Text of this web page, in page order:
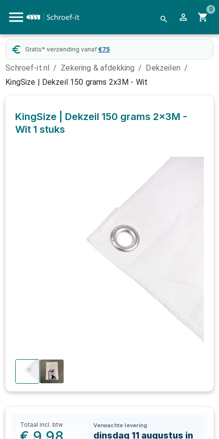
0
Gratis* verzending vanaf €75
Schroef-it.nl / Zekering & afdekking / Dekzeilen /
KingSize | Dekzeil 150 grams 2x3M - Wit
KingSize | Dekzeil 150 grams 2x3M -
Wit 1 stuks
Totaal incl. btw Verwachte levering
dinsdag 11 augustus in